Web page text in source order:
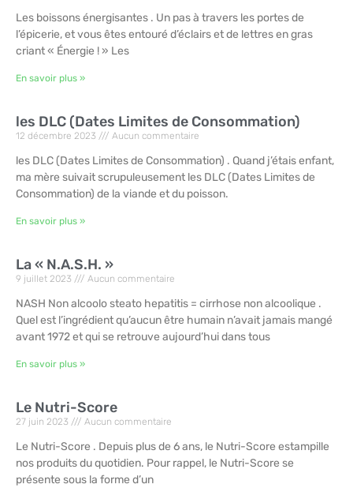
Les boissons énergisantes . Un pas à travers les portes de
l’épicerie, et vous êtes entouré d’éclairs et de lettres en gras
criant « Énergie ! » Les
En savoir plus »
les DLC (Dates Limites de Consommation)
12 décembre 2023 Aucun commentaire
les DLC (Dates Limites de Consommation) . Quand j’étais enfant,
ma mère suivait scrupuleusement les DLC (Dates Limites de
Consommation) de la viande et du poisson.
En savoir plus »
La « N.A.S.H. »
9 juillet 2023 Aucun commentaire
NASH Non alcoolo steato hepatitis = cirrhose non alcoolique .
Quel est l’ingrédient qu’aucun être humain n’avait jamais mangé
avant 1972 et qui se retrouve aujourd’hui dans tous
En savoir plus »
Le Nutri-Score
27 juin 2023 Aucun commentaire
Le Nutri-Score . Depuis plus de 6 ans, le Nutri-Score estampille
nos produits du quotidien. Pour rappel, le Nutri-Score se
présente sous la forme d’un